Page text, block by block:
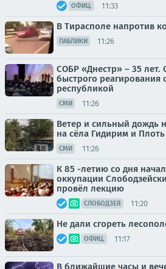
ОФИЦ. 11:33
В Тирасполе напротив
ПАБЛИКИ 11:26
СОБР «Днестр» – 35
быстрого реагирования
республикой
СМИ 11:26
Ветер и сильный дождь
на сёла Гидирим и
СМИ 11:26
К 85 -летию со дня
оккупации
провёл лекцию
СЛОБОДЗЕЯ 11:20
Не дали сгореть
ОФИЦ. 11:17
В ближайшие часы и